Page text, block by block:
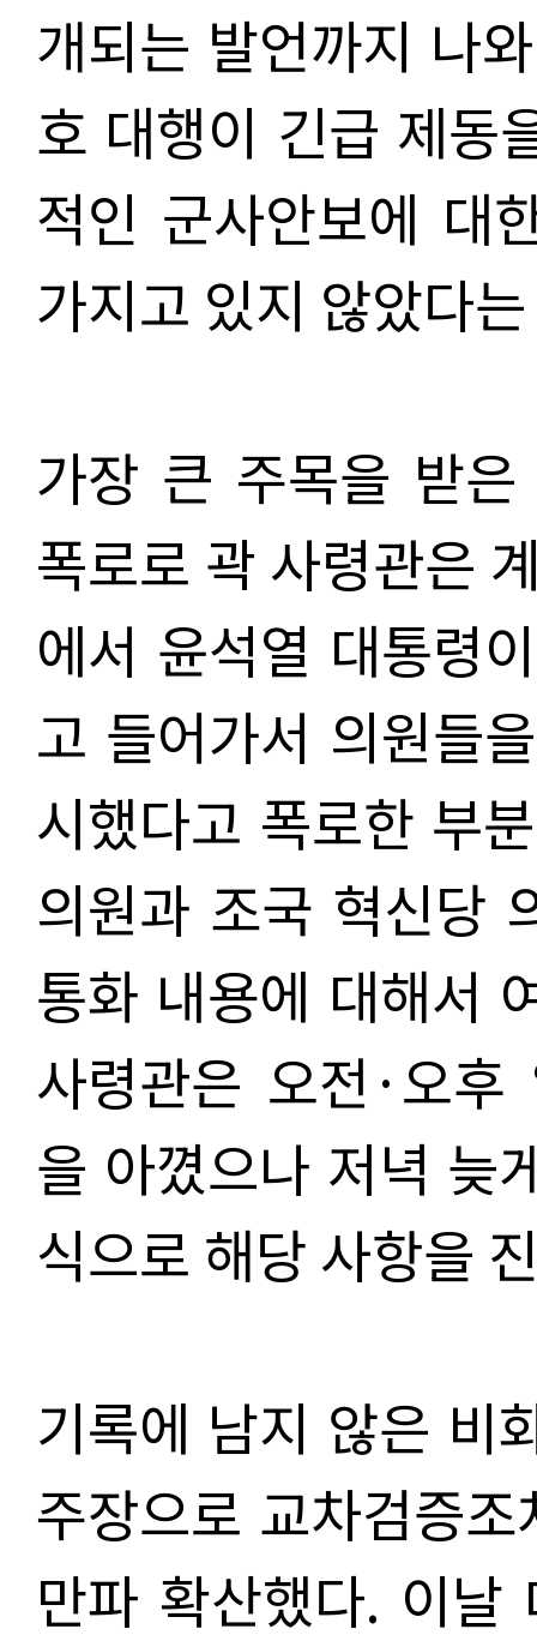
개되는 발언까지 나
호 대행이 긴급 제동
적인 군사안보에 대
가지고 있지 않았다
가장 큰 주목을 받
폭로로 곽 사령관은
에서 윤석열 대통령
고 들어가서 의원들
시했다고 폭로한 부
의원과 조국 혁신당
통화 내용에 대해서
사령관은 오전·오
을 아꼈으나 저녁 늦
식으로 해당 사항을
기록에 남지 않은 비
주장으로 교차검증
만파 확산했다. 이날